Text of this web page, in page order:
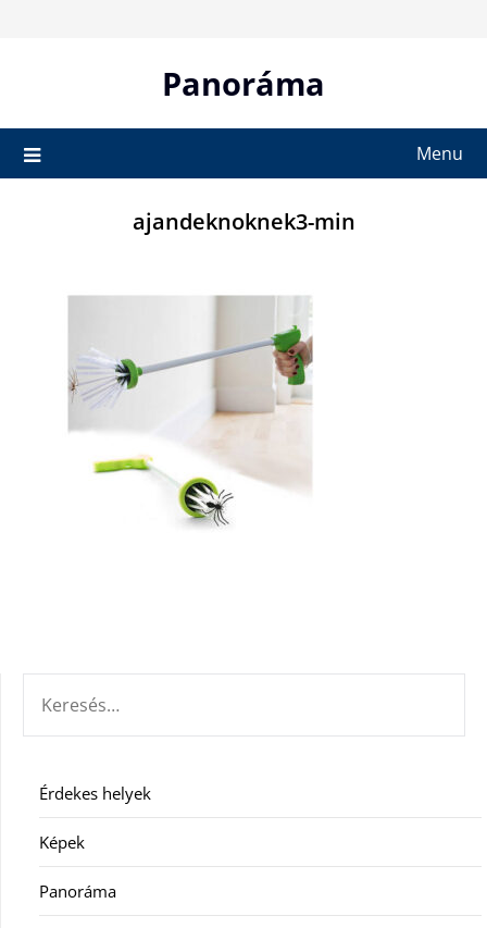
Panoráma
Menu
ajandeknoknek3-min
Érdekes helyek
Képek
Panoráma